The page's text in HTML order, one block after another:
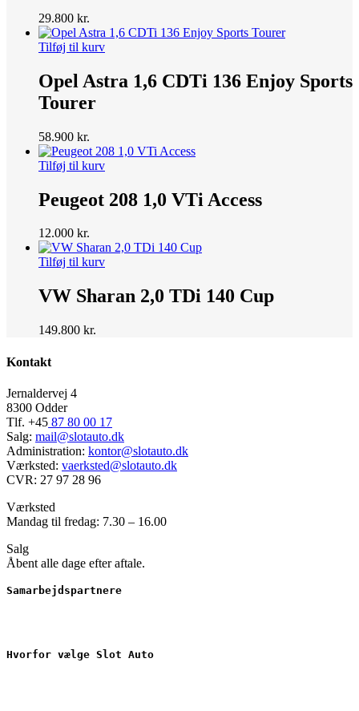
29.800 kr.
Tilføj til kurv
Opel Astra 1,6 CDTi 136 Enjoy Sports
Tourer
58.900 kr.
Tilføj til kurv
Peugeot 208 1,0 VTi Access
12.000 kr.
Tilføj til kurv
VW Sharan 2,0 TDi 140 Cup
149.800 kr.
Kontakt
Jernaldervej 4
8300 Odder
Tlf. +45 87 80 00 17
Salg: mail@slotauto.dk
Administration: kontor@slotauto.dk
Værksted: vaerksted@slotauto.dk
CVR: 27 97 28 96
Værksted
Mandag til fredag: 7.30 – 16.00
Salg
Åbent alle dage efter aftale.
Samarbejdspartnere
Hvorfor vælge Slot Auto